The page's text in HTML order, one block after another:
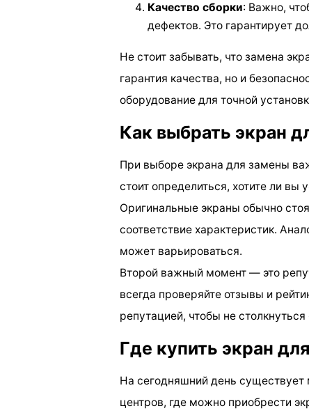
Качество сборки: Важно,
дефектов. Это гарантирует
Не стоит забывать, что замена
гарантия качества, но и
оборудование для точной
Как выбрать экран
При выборе экрана для замены
стоит определиться, хотите ли вы
Оригинальные экраны обычно
соответствие характеристик.
может варьироваться.
Второй важный момент — это
всегда проверяйте отзывы и
репутацией, чтобы не
Где купить экран
На сегодняшний день
центров, где можно приобрести